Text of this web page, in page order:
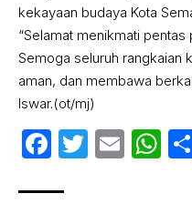
kekayaan budaya Kota
“Selamat menikmati
Semoga seluruh rangkaian
aman, dan membawa
Iswar.(ot/mj)
Facebook
Twitter